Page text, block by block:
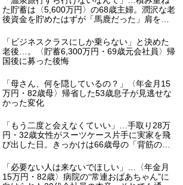
た貯蓄は〈5,600万円〉の68歳主婦。潤沢な老
後資金を貯めたはずが「馬鹿だった」肩を落
「ビジネスクラスにしか乗らない」と決めた
老後…。〈貯蓄6,300万円・69歳元会社員〉帰
国後に募った後悔
「母さん、何を隠しているの？」〈年金月15
万円・82歳母〉帰省した53歳息子が見逃せな
かった変化
「もう二度と会えなくていい」…手取り28万
円・32歳女性がスーツケース片手に実家を飛
び出した日。きっかけは66歳母の「背筋の凍
「必要ない人は来ないでほしい」…〈年金月
15万円・82歳〉病院の“常連おばあちゃん”に